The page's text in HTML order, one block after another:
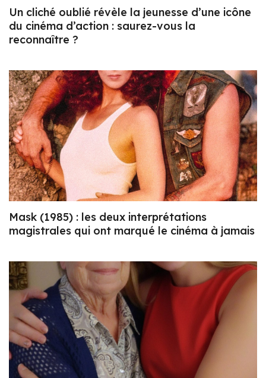
Un cliché oublié révèle la jeunesse d’une icône
du cinéma d’action : saurez-vous la
reconnaître ?
Mask (1985) : les deux interprétations
magistrales qui ont marqué le cinéma à jamais